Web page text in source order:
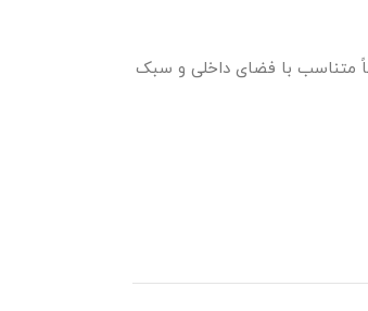
متناسب با فضای داخلی و سبک